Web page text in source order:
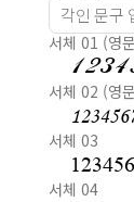
서체 01 (영
서체 02 (영
서체 03
서체 04